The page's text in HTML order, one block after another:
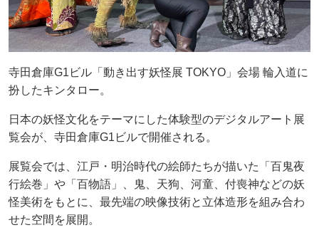
寺田倉庫G1ビル「動き出す妖怪展 TOKYO」会場 輪入道に
扮したキンタロー。
日本の妖怪文化をテーマにした体験型のデジタルアート展
覧会が、寺田倉庫G1ビルで開催される。
展覧会では、江戸・明治時代の絵師たちが描いた「百鬼夜
行絵巻」や「百物語」、鬼、天狗、河童、付喪神などの妖
怪美術をもとに、最先端の映像技術と立体造形を組み合わ
せた空間を展開。